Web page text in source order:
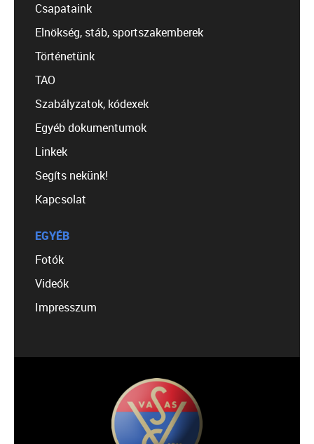
Csapataink
Elnökség, stáb, sportszakemberek
Történetünk
TAO
Szabályzatok, kódexek
Egyéb dokumentumok
Linkek
Segíts nekünk!
Kapcsolat
EGYÉB
Fotók
Videók
Impresszum